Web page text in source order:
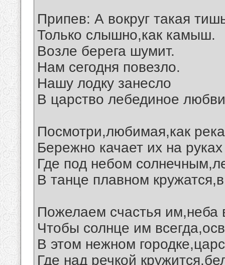
Припев: А вокруг такая
Только слышно,как камыш.
Возле берега шумит.
Нам сегодня повезло.
Нашу лодку занесло
В царство лебединое
Посмотри,любимая,как
Бережно качает их на
Где под небом
В танце плавном
Пожелаем счастья им,неба
Чтобы солнце им
В этом нежном
Где над речкой